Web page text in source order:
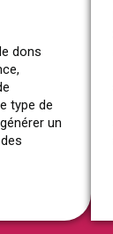
dons
type de
un